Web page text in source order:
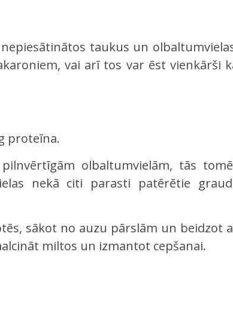
taukus un
vai arī tos var ēst vienkārši
proteīna.
olbaltumvielām, tās
nekā citi parasti patērētie
sākot no auzu pārslām un beidzot
miltos un izmantot cepšanai.